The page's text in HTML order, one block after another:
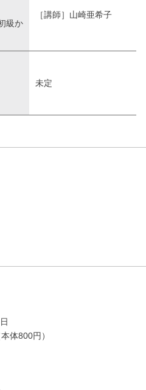
級か
［講師］山崎亜希子
未定
体800円）